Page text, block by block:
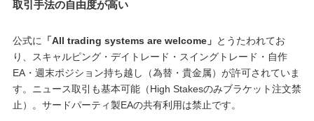
取引手法の自由度が高い
公式に 「All trading systems are welcome」 とうたわれてお
り、スキャルピング・デイトレード・スイングトレード・自作
EA・週末ポジション持ち越し（為替・貴金属）が許可されていま
す。ニュース取引も基本可能（High Stakesのみブラケット注文禁
止）。サードパーティ製EAの共有利用は禁止です。